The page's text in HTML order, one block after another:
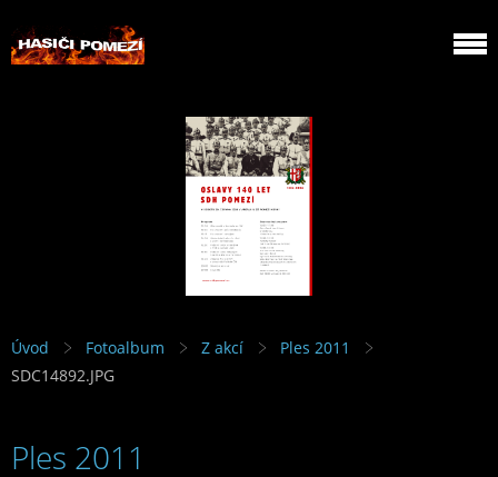
Úvod Fotoalbum Z akcí
Ples 2011
SDC14892.JPG
Ples 2011